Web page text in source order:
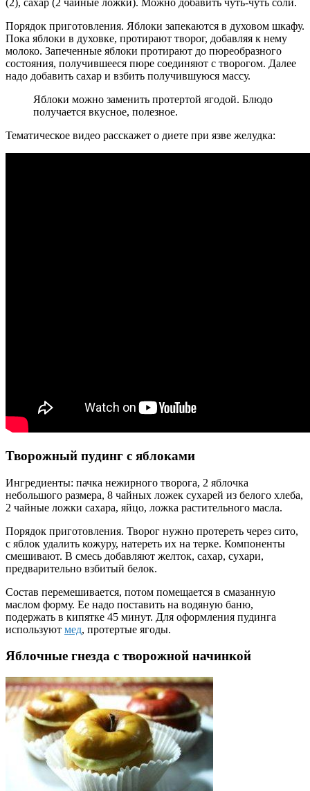
(2), сахар (2 чайные ложки). Можно добавить чуть-чуть соли.
Порядок приготовления. Яблоки запекаются в духовом шкафу.
Пока яблоки в духовке, протирают творог, добавляя к нему
молоко. Запеченные яблоки протирают до пюреобразного
состояния, получившееся пюре соединяют с творогом. Далее
надо добавить сахар и взбить получившуюся массу.
Яблоки можно заменить протертой ягодой. Блюдо
получается вкусное, полезное.
Тематическое видео расскажет о диете при язве желудка:
Творожный пудинг с яблоками
Ингредиенты: пачка нежирного творога, 2 яблочка
небольшого размера, 8 чайных ложек сухарей из белого хлеба,
2 чайные ложки сахара, яйцо, ложка растительного масла.
Порядок приготовления. Творог нужно протереть через сито,
с яблок удалить кожуру, натереть их на терке. Компоненты
смешивают. В смесь добавляют желток, сахар, сухари,
предварительно взбитый белок.
Состав перемешивается, потом помещается в смазанную
маслом форму. Ее надо поставить на водяную баню,
подержать в кипятке 45 минут. Для оформления пудинга
используют мед, протертые ягоды.
Яблочные гнезда с творожной начинкой